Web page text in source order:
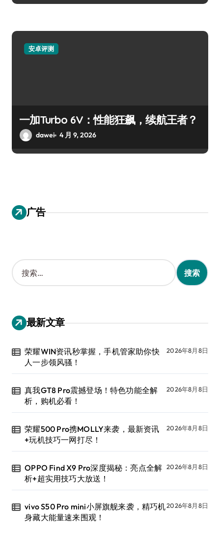
安卓评测
一加Turbo 6V：性能狂飙，续航王者？
dawei 4 月 9, 2026
广告
搜
索
：
最新文章
荣耀WIN资讯秒掌握，手机管家助你快
人一步领风骚！
2026年8月8日
真我GT8 Pro震撼登场！特色功能全解
析，购机必看！
2026年8月8日
荣耀500 Pro携MOLLY来袭，最新资讯
+玩机技巧一网打尽！
2026年8月8日
OPPO Find X9 Pro深度揭秘：亮点全解
析+超实用技巧大放送！
2026年8月8日
vivo S50 Pro mini小屏旗舰来袭，精巧机
身藏大能量速来围观！
2026年8月8日